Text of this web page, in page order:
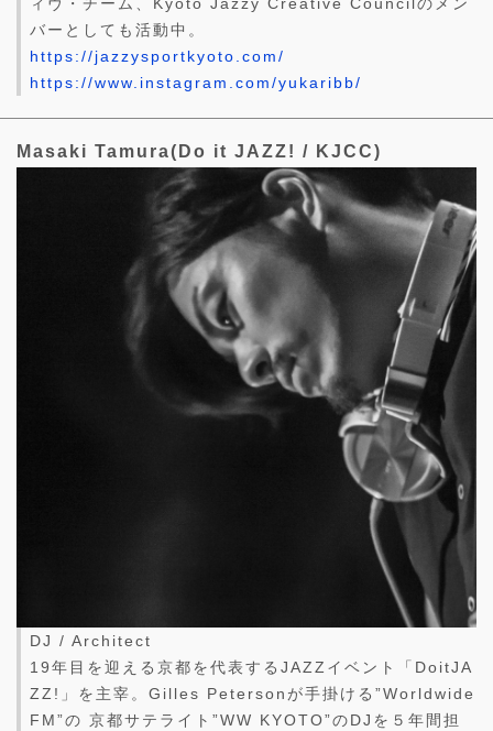
ィヴ・チーム、Kyoto Jazzy Creative Councilのメン
バーとしても活動中。
https://jazzysportkyoto.com/
https://www.instagram.com/yukaribb/
Masaki Tamura(Do it JAZZ! / KJCC)
DJ / Architect
19年目を迎える京都を代表するJAZZイベント「DoitJA
ZZ!」を主宰。Gilles Petersonが手掛ける”Worldwide
FM”の 京都サテライト”WW KYOTO”のDJを５年間担